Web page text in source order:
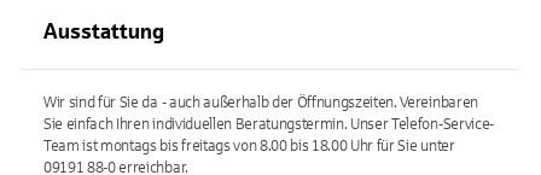
Ausstattung
Wir sind für Sie da - auch außerhalb der Öffnungszeiten. Vereinbaren
Sie einfach Ihren individuellen Beratungstermin. Unser Telefon-Service-
Team ist montags bis freitags von 8.00 bis 18.00 Uhr für Sie unter
09191 88-0 erreichbar.